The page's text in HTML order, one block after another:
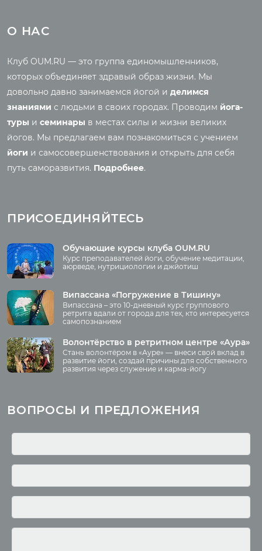
Йога-туры с клубом
OUM.RU
Фото йога-туров
Аудио отзывы о турах
Семинары
Аудио отзывы о
О нас
Преподаватели
Регионы
Ваша помощь
Принять участие
Волонтёрство
Правильное питание
Энциклопедия йоги
Саморазвитие
Реинкарнация
Основы йоги
Медитация
Шаткармы
Пранаяма
Фото
Курс нутрициологии
Курсы преподавателей
преподавателей йоги
Курсы преподавателей
Здоровое питание.
Христианство
О НАС
Клуб OUM.RU — это группа единомышленников,
которых объединяет здравый образ жизни. Мы
довольно давно занимаемся йогой и делимся
знаниями с людьми в своих городах. Проводим йога-
туры и семинары в местах силы и жизни великих
йогов. Мы предлагаем вам познакомиться с учением
йоги и самосовершенствования и открыть для себя
путь саморазвития. Подробнее.
ПРИСОЕДИНЯЙТЕСЬ
Обучающие курсы клуба OUM.RU
Курс преподавателей йоги, обучение медитации,
аюрведе, нутрициологии и джйотиш
Випассана «Погружение в Тишину»
Випассана – это 10-дневный курс группового
ретрита вдали от города для тех, кто интересуется
самопознанием
Волонтёрство в ретритном центре «Аура»
Стань волонтёром в «Ауре» — внеси свой вклад в
развитие йоги, создай причины для собственного
развития через служение и карма-йогу
ВОПРОСЫ И ПРЕДЛОЖЕНИЯ